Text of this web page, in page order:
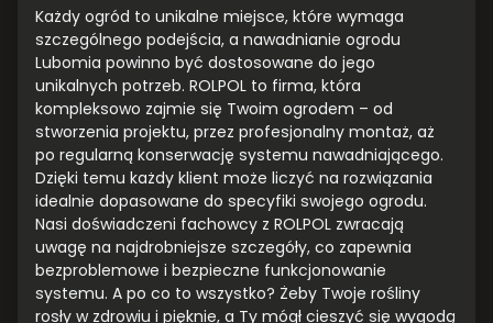
Każdy ogród to unikalne miejsce, które wymaga
szczególnego podejścia, a nawadnianie ogrodu
Lubomia powinno być dostosowane do jego
unikalnych potrzeb. ROLPOL to firma, która
kompleksowo zajmie się Twoim ogrodem – od
stworzenia projektu, przez profesjonalny montaż, aż
po regularną konserwację systemu nawadniającego.
Dzięki temu każdy klient może liczyć na rozwiązania
idealnie dopasowane do specyfiki swojego ogrodu.
Nasi doświadczeni fachowcy z ROLPOL zwracają
uwagę na najdrobniejsze szczegóły, co zapewnia
bezproblemowe i bezpieczne funkcjonowanie
systemu. A po co to wszystko? Żeby Twoje rośliny
rosły w zdrowiu i pięknie, a Ty mógł cieszyć się wygodą